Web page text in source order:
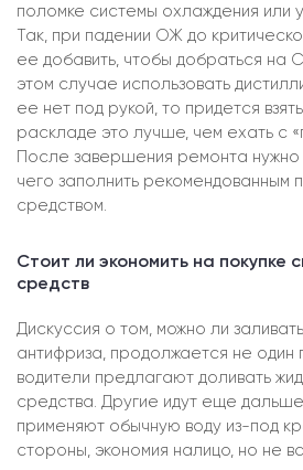
поломке системы охлаждения или
Так, при падении ОЖ до
ее добавить, чтобы добраться на
этом случае использовать
ее нет под рукой, то придется
раскладе это лучше, чем ехать с
После завершения ремонта
чего заполнить рекомендованным
средством.
Стоит ли экономить на покупке
средств
Дискуссия о том, можно ли
антифриза, продолжается не один
водители предлагают доливать
средства. Другие идут еще
применяют обычную воду из-под
стороны, экономия налицо, но не